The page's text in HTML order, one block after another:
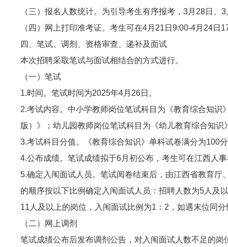
（三）报名人数统计。为引导考生有序报考，3月28日
（四）网上打印准考证。考生可在4月21日9:00-4月24
四、笔试、调剂、资格审查、递补及面试
本次招聘采取笔试与面试相结合的方式进行。
（一）笔试
1.时间。笔试时间为2025年4月26日。
2.考试内容。中小学教师岗位笔试科目为《教育综合知
版）》；幼儿园教师岗位笔试科目为《幼儿教育综合知识
3.考试科目分值。《教育综合知识》单科试卷满分为100
4.公布成绩。笔试成绩拟于6月初公布，考生可在江西人
5.确定入 闱面试人员。笔试阅卷结束后，由江西省教育厅
的顺序按以下比例确定入 闱面试人员：招聘人数为5人及
11人及以上的岗位，入 闱面试比例为1：2，如遇末位同分
（二）网上调剂
笔试成绩公布后发布调剂公告，对入 闱面试人数不足的岗